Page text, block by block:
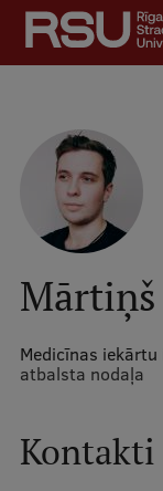
Pārlekt
galveno
saturu
Latviski
Mobile
augšējā
izvēlne
Skolēniem
Studentiem
Darbiniekiem
Darba devējiem
Bibliotēka
Vakances
Medicīnas iekārtu
atbalsta nodaļa
Kontakti